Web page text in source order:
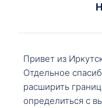
Привет из
Отдельное
расширить
определиться с